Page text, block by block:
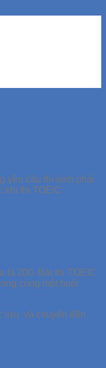
yêu cầu thí sinh phải
khi thi TOEIC
là 200. Bài thi TOEIC
cùng một buổi
lưu và chuyển đến